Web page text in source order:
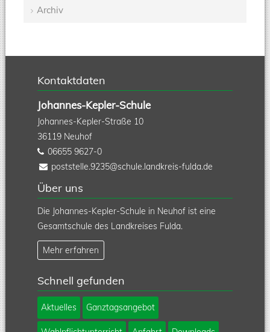
überspringen
Archiv
Kontaktdaten
Johannes-Kepler-Schule
Johannes-Kepler-Straße 10
36119 Neuhof
06655 9627-0
poststelle.9235@schule.landkreis-fulda.de
Über uns
Die Johannes-Kepler-Schule in Neuhof ist eine
Gesamtschule des Landkreises Fulda.
Mehr erfahren
Schnell gefunden
Navigation
überspringen
Aktuelles Ganztagsangebot